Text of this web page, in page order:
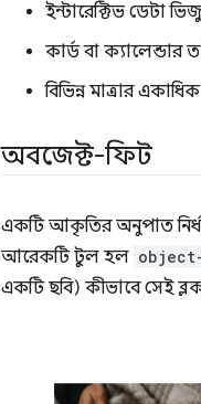
ইন্টারেক্টিভ ডেটা
কার্ড বা ক্যালেন্ডার
বিভিন্ন মাত্রার
অবজেক্ট-ফিট
একটি আকৃতির অনুপাত
আরেকটি টুল হল
একটি ছবি) কীভাবে সেই